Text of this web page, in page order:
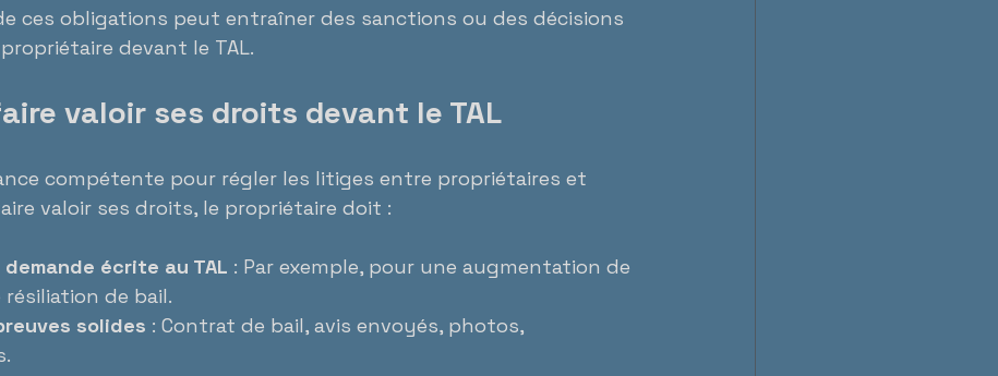
ces obligations peut entraîner des sanctions ou des décisions
devant le TAL.
valoir ses droits devant le TAL
compétente pour régler les litiges entre propriétaires et
valoir ses droits, le propriétaire doit :
écrite au TAL : Par exemple, pour une augmentation de
de bail.
solides : Contrat de bail, avis envoyés, photos,